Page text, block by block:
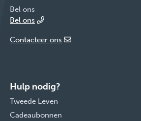
Bel ons
Bel ons
Contacteer ons
Hulp nodig?
Tweede Leven
Cadeaubonnen